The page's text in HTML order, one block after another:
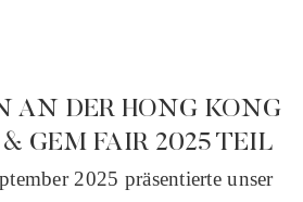
AN DER HONG KONG
GEM FAIR 2025 TEIL
2025 präsentierte unser